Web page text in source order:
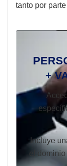
tanto por
+
Incluye
el